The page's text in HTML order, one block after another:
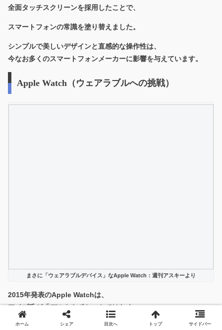
全面タッチスクリーンを採用したことで、
スマートフォンの常識を塗り替えました。
シンプルで美しいデザインと直感的な操作性は、
今なお多くのスマートフォンメーカーに影響を与えています。
Apple Watch（ウェアラブルへの挑戦）
まさに「ウェアラブルデバイス」なApple Watch：週刊アスキーより
2015年発表のApple Watchは、
アイブ氏が「デスクやポケットではなく、
手首に装着する、最もパーソナルなデバイス」
ホーム シェア 目次へ トップ サイドバー